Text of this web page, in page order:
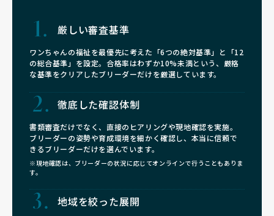
厳しい審査基準
ワンちゃんの福祉を最優先に考えた「6つの絶対基準」と「12
の総合基準」を設定。合格率はわずか10%未満という、厳格
な基準をクリアしたブリーダーだけを厳選しています。
徹底した確認体制
書類審査だけでなく、直接のヒアリングや現地確認を実施。
ブリーダーの姿勢や育成環境を細かく確認し、本当に信頼で
きるブリーダーだけを選んでいます。
※現地確認は、ブリーダーの状況に応じてオンラインで行うこともありま
す。
地域を絞った展開